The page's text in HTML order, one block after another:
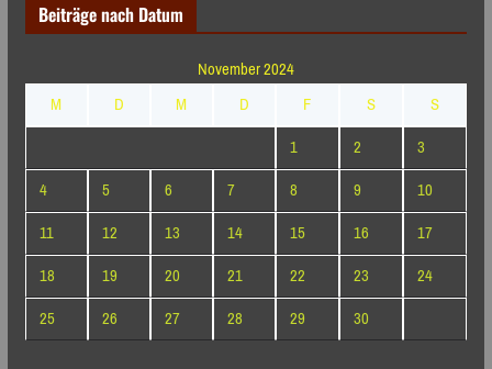
Beiträge nach Datum
November 2024
M
D M D F S
S
1
2
3
4
5 6 7 8 9
10
11
12 13 14 15 16
17
18
19 20 21 22 23
24
25
26 27 28 29
30